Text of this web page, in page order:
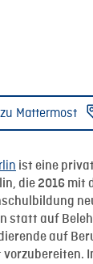
zu Mattermost
ist eine
die 2016 mit
statt auf
auf